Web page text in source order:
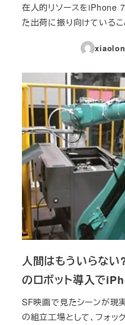
在人的リソースをiPhone
た出荷に振り向けているこ
人間はもういらない
のロボット導入で
SF映画で見たシーンが現
の組立工場として、フォッ